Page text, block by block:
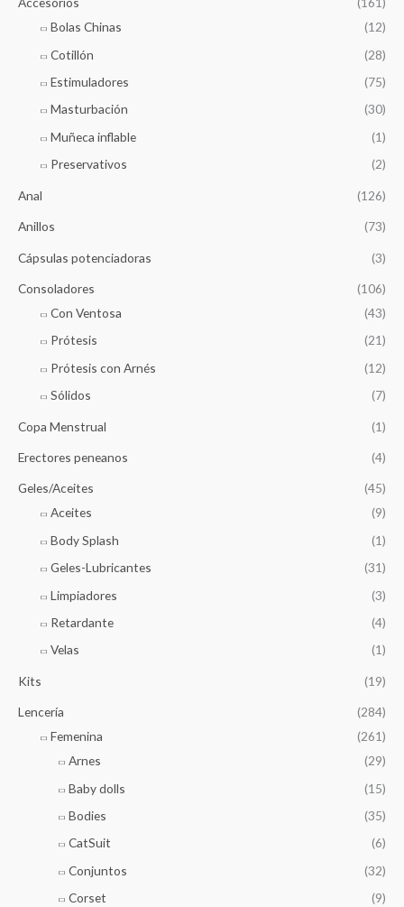
Bolas Chinas
(12)
Cotillón
(28)
Estimuladores
(75)
Masturbación
(30)
Muñeca inflable
(1)
Preservativos
(2)
Anal (126)
Anillos (73)
Cápsulas potenciadoras (3)
Consoladores
(106)
Con Ventosa
(43)
Prótesis
(21)
Prótesis con Arnés
(12)
Sólidos
(7)
Copa Menstrual (1)
Erectores peneanos (4)
Geles/Aceites
(45)
Aceites
(9)
Body Splash
(1)
Geles-Lubricantes
(31)
Limpiadores
(3)
Retardante
(4)
Velas
(1)
Kits (19)
Lencería
(284)
Femenina
(261)
Arnes
(29)
Baby dolls
(15)
Bodies
(35)
CatSuit
(6)
Conjuntos
(32)
Corset
(9)